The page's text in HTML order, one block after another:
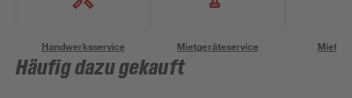
Handwerksservice Mietgeräteservice
Häufig dazu gekauft